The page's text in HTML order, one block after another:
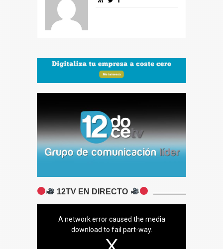
12TV EN DIRECTO
A network error caused the media
download to fail part-way.